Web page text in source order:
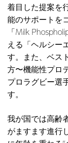
着目した提案を
能のサポートを
「Milk
える「ヘルシー
す。また、ベス
方〜機能性プロ
プロラグビー選
す。
我が国では高齢
がますます進行